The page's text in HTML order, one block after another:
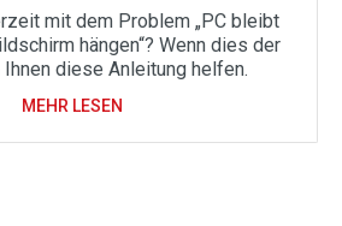
mit dem Problem „PC bleibt
hängen“? Wenn dies der
Ihnen diese Anleitung helfen.
MEHR LESEN